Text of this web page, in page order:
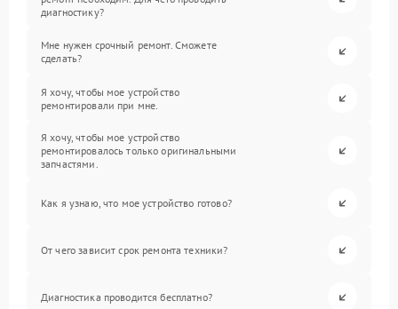
диагностику?
Мне нужен срочный ремонт. Сможете
сделать?
Я хочу, чтобы мое устройство
ремонтировали при мне.
Я хочу, чтобы мое устройство
ремонтировалось только оригинальными
запчастями.
Как я узнаю, что мое устройство готово?
От чего зависит срок ремонта техники?
Диагностика проводится бесплатно?